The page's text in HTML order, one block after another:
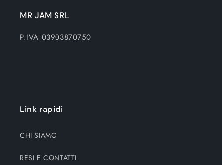
MR JAM SRL
P.IVA 03903870750
Link rapidi
CHI SIAMO
RESI E CONTATTI